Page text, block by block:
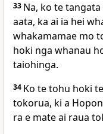
33 Na, ko te
aata, ka ai ia hei
whakamamae mo
hoki nga whanau
taiohinga.
34 Ko te tohu hoki
tokorua, ki a
ra e mate ai raua